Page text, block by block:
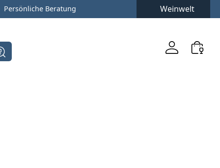
Persönliche Beratung Weinwelt